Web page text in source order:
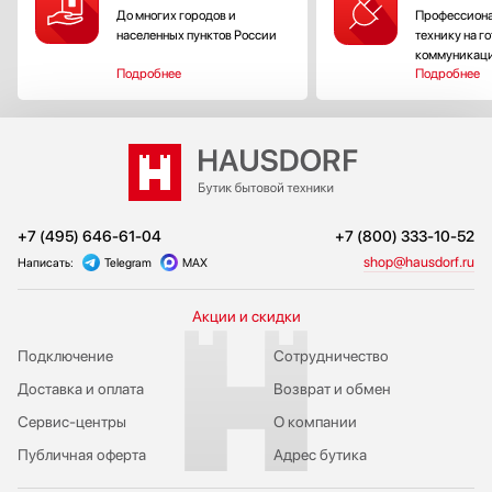
Toshiba
Vestfrost
Zigmund Shtain
До многих городов и
населенных пунктов России
Подробнее
технику на
Подробнее
+7 (495) 646-61-04 +7 (800) 333-10-52
Написать: Telegram MAX shop@hausdorf.ru
Акции и скидки
Подключение
Публичная оферта
Сервис-центры
Доставка и оплата
Сотрудничество
Возврат и обмен
О компании
Адрес бутика